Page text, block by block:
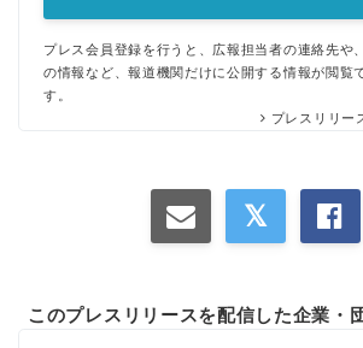
プレス会員登録を行うと、広報担当者の連絡先や
の情報など、報道機関だけに公開する情報が閲覧
す。
プレスリリー
このプレスリリースを配信した企業・